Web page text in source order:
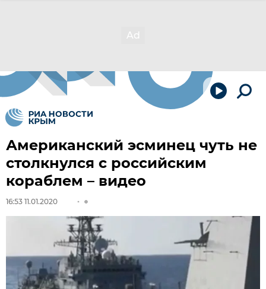
Американский эсминец чуть не
столкнулся с российским
кораблем – видео
16:53 11.01.2020